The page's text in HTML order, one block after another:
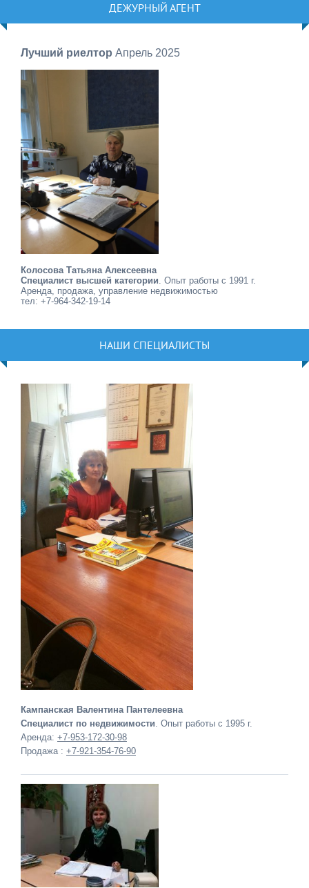
ДЕЖУРНЫЙ АГЕНТ
Лучший риелтор Апрель 2025
Колосова Татьяна Алексеевна
Специалист высшей категории . Опыт работы с 1991 г.
Аренда, продажа, управление недвижимостью
тел: +7-964-342-19-14
НАШИ СПЕЦИАЛИСТЫ
Кампанская Валентина Пантелеевна
Специалист по недвижимости . Опыт работы с 1995 г.
Аренда: +7-953-172-30-98
Продажа : +7-921-354-76-90